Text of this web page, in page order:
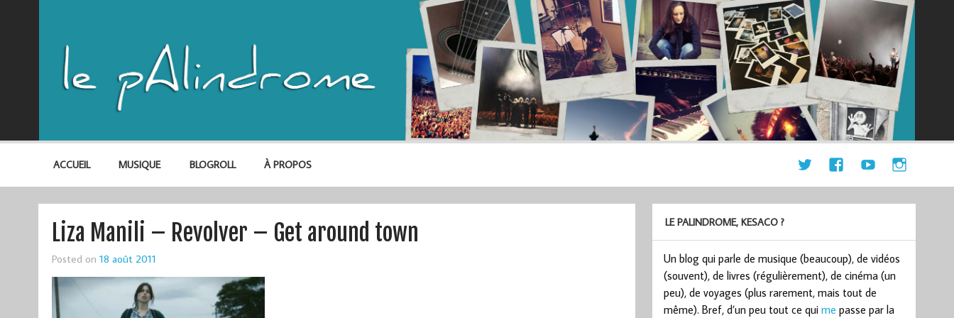
ACCUEIL MUSIQUE BLOGROLL À PROPOS
Liza Manili – Revolver – Get around town
Posted on 18 août 2011
LE PALINDROME, KESACO ?
Un blog qui parle de musique (beaucoup), de vidéos
(souvent), de livres (régulièrement), de cinéma (un
peu), de voyages (plus rarement, mais tout de
même). Bref, d’un peu tout ce quime passe par la